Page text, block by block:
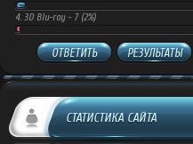
4. 3D Blu-ray - 7 (2%)
ОТВЕТИТЬ РЕЗУЛЬТАТЫ
СТАТИСТИКА САЙТА